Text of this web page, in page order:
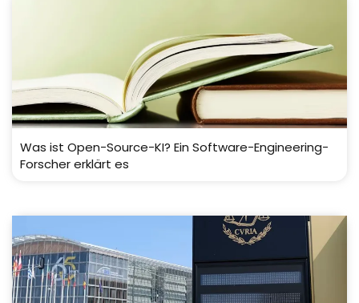
Was ist Open-Source-KI? Ein Software-Engineering-
Forscher erklärt es